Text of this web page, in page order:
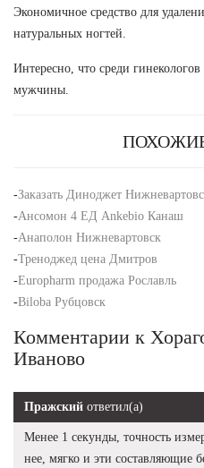
Экономичное средство для
натуральных ногтей.
Интересно, что среди
мужчины.
-Заказать Диноджет
-Ансомон 4 ЕД Ankebio Канаш
-Анаполон Нижневартовск
-Треноджед цена Дмитров
-Europharm продажа Рославль
-Biloba Рубцовск
Комментарии к
Иваново
Пражский ответил(а)
Менее 1 секунды, точность
нее, мягко и эти составляющие